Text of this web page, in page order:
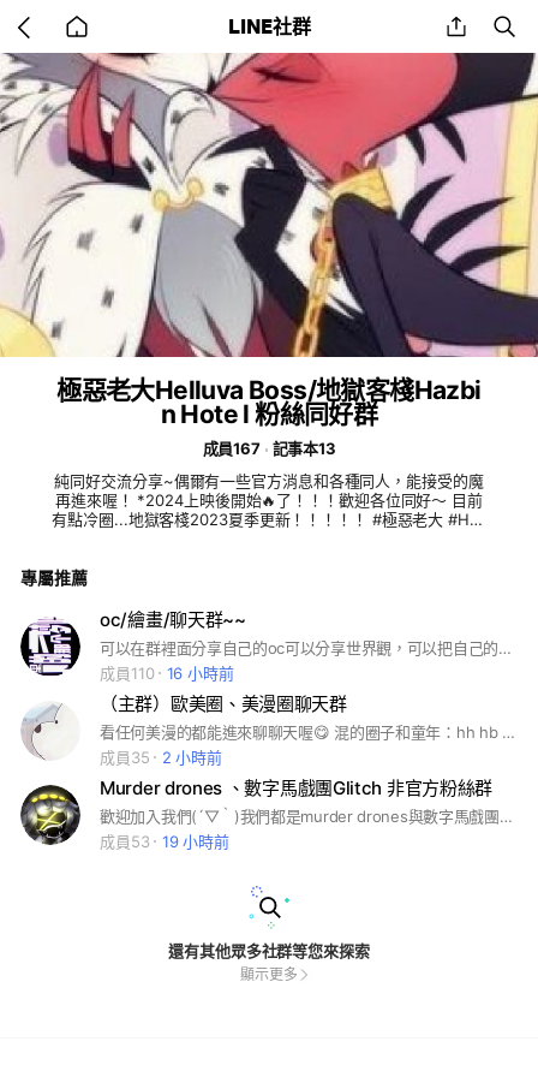
back
to
home
LINE社群 share
極惡老大Helluva Boss/地獄客棧Hazbi
n Hote l 粉絲同好群
成員167
記事本13
純同好交流分享~偶爾有一些官方消息和各種同人，能接受的魔
再進來喔！ *2024上映後開始🔥了！！！歡迎各位同好～ 目前
有點冷圈...地獄客棧2023夏季更新！！！！！ #極惡老大 #Hell
專屬推薦
oc/繪畫/聊天群~~
可以在群裡面分享自己的oc可以分享世界觀，可以把自己的奇思妙想都說出來不需要擔心別人覺得你是異類即便你覺得你的oc是自己的戀人是自己的朋友都是可以的！！沒人會去說你念你甚至鄙視你如果有一律拉黑
成員110
16 小時前
（主群）歐美圈、美漫圈聊天群
看任何美漫的都能進來聊聊天喔😋 混的圈子和童年：hh hb 馬薩里克醫生 反派本色 筷子吸血鬼 TADC 無機殺手 星蝶公主 金屬家族 神秘小鎮 怪胎馬戲團 阿甘妙世界 熊熊遇見你 飛哥與小佛 日常工作 Undertale 貓頭鷹魔法社 安迪和莉莉的葬禮 神奇小捲毛 少年悍將 eddsworld 、SMG4 原神 波比的玩樂廚房 血錢 血腥畫家，gameoverse 波比的玩具廚房 FPT 死盤子 obey me 藍色筷子精 cod 人外跟蹤狂 吃人天神 Peter 、Pedro、Purple girl 病嬌模擬器 巴迪老師 桂妮維亞騎士團 索尼克 魔髮奇緣 可可夜總會 Penn Zero: Part-Time Hero、奇幻沼澤 Pearl 吊帶襪天使 trapped with jester 、自殺突擊隊 活個精彩 催夢巨人 黑貓魯道夫 瑪莎與熊 米羅莫非定律 星期三 歡樂好聲音 麻辣女孩 格林一家進城去 艾蓮娜 動物方程式 萬能阿曼 配小姐的奇幻城堡 101忠狗 小姐與流浪漢 兔女郎潔西卡 樂一通 史瑞克 青春養成記 腦經急轉彎 變身吉妹 大英雄天團 芭蕾奇緣 貝蒂小姐 勇闖黃金城 大英雄天團 X戰警 蜘蛛人 復仇者聯盟 原神 完美另一半 共度的十四天 波比的玩樂時間 非正常列車 怪盜喬克 鬼滅之刃 她來自繁星 時光代理人 間諜家家酒 咒回 我英 術力口 尊錫蘭防火 有感筆電 鏈鋸人 水果阿嬤 Pucca 整容液 章魚嗶的原罪 葬送的芙莉蓮 暗殺教室 Ado 佐賀的超級阿嬤 我轉生成史萊姆 藥師少女的呢喃 殺戮的天使 鈴芽之旅 我推的孩子 甜蜜懲罰 地府少年花子君 阿神
成員35
2 小時前
Murder drones 、數字馬戲團Glitch 非官方粉絲群
歡迎加入我們(´▽｀)我們都是murder drones與數字馬戲團的忠實粉絲，本群可以討論劇情人物或聊天都可以。別玩門（門很貴）吵架可以 吵完你就不見了◉‿◉
成員53
19 小時前
還有其他眾多社群等您來探索
顯示更多